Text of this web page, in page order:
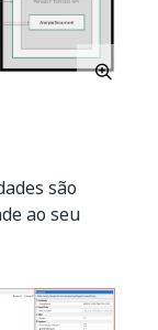
são
ao seu